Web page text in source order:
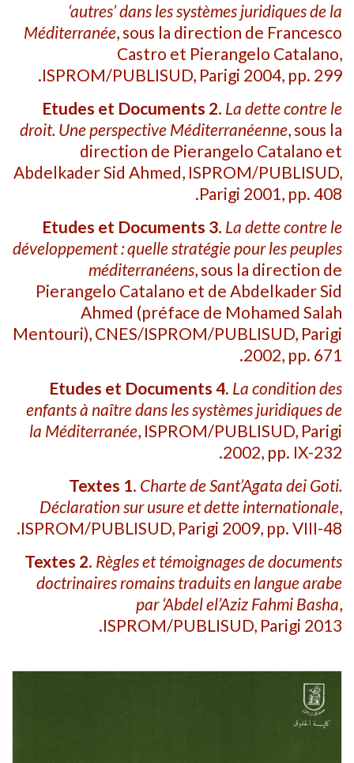
‘autres’ dans les systèmes juridiques de la
Méditerranée, sous la direction de Francesco
Castro et Pierangelo Catalano,
ISPROM/PUBLISUD, Parigi 2004, pp. 299.
Etudes et Documents 2. La dette contre le
droit. Une perspective Méditerranéenne, sous la
direction de Pierangelo Catalano et
Abdelkader Sid Ahmed, ISPROM/PUBLISUD,
Parigi 2001, pp. 408.
Etudes et Documents 3. La dette contre le
développement : quelle stratégie pour les peuples
méditerranéens, sous la direction de
Pierangelo Catalano et de Abdelkader Sid
Ahmed (préface de Mohamed Salah
Mentouri), CNES/ISPROM/PUBLISUD, Parigi
2002, pp. 671.
Etudes et Documents 4. La condition des
enfants à naître dans les systèmes juridiques de
la Méditerranée, ISPROM/PUBLISUD, Parigi
2002, pp. IX-232.
Textes 1. Charte de Sant’Agata dei Goti.
Déclaration sur usure et dette internationale,
ISPROM/PUBLISUD, Parigi 2009, pp. VIII-48.
Textes 2. Règles et témoignages de documents
doctrinaires romains traduits en langue arabe
par ‘Abdel el’Aziz Fahmi Basha,
ISPROM/PUBLISUD, Parigi 2013.